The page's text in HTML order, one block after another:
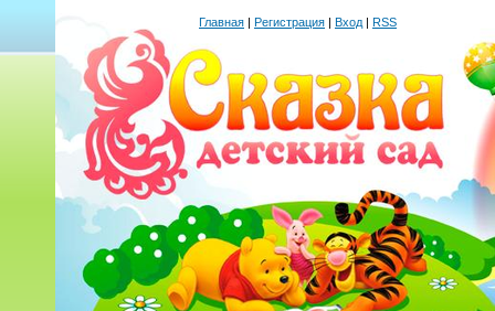
Главная | Регистрация | Вход | RSS